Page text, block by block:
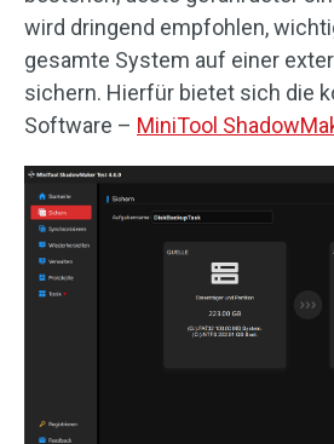
wird dringend empfohlen,
gesamte System auf einer
sichern. Hierfür bietet sich die
Software – MiniTool